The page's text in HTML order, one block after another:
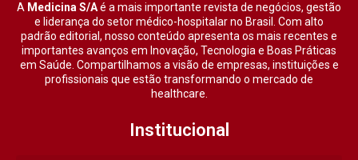
A Medicina S/Aé a mais importante revista de negócios, gestão
e liderança do setor médico-hospitalar no Brasil. Com alto
padrão editorial, nosso conteúdo apresenta os mais recentes e
importantes avanços em Inovação, Tecnologia e Boas Práticas
em Saúde. Compartilhamos a visão de empresas, instituições e
profissionais que estão transformando o mercado de
healthcare.
Institucional